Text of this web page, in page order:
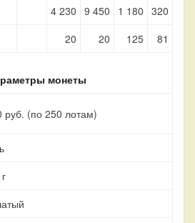
4 230 9 450 1 180 320
20 20 125 81
монеты
руб. (по 250 лотам)